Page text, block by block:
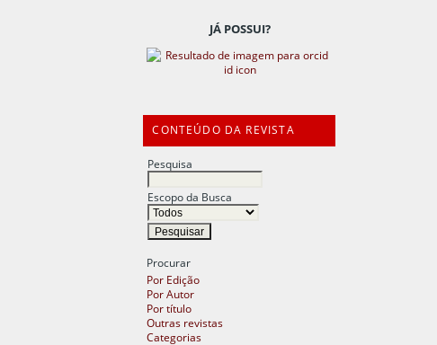
JÁ POSSUI?
CONTEÚDO DA REVISTA
Pesquisa
Escopo da Busca
Procurar
Por Edição
Por Autor
Por título
Outras revistas
Categorias